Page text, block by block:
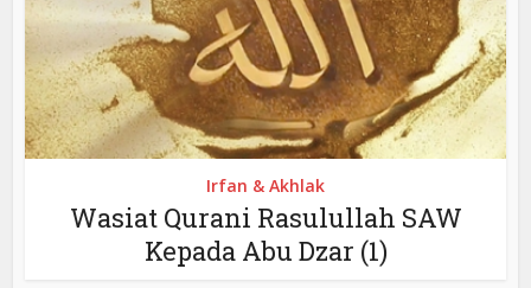
Irfan & Akhlak
Wasiat Qurani Rasulullah SAW
Kepada Abu Dzar (1)